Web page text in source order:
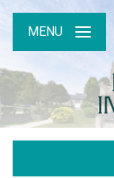
MENU